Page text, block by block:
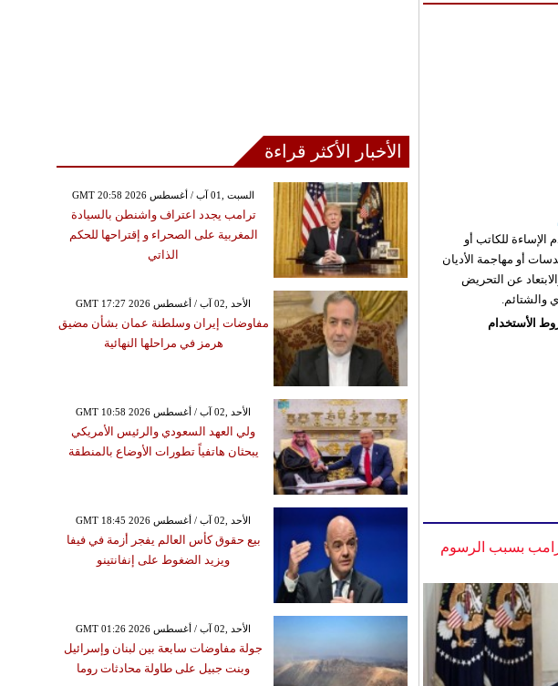
الإساءة للكاتب أو
أو مهاجمة الأديان
عن التحريض
والشتائم.
الأستخدام
ترامب بسبب الرسوم
الأخبار الأكثر قراءة
GMT 20:58 2026 السبت ,01 آب / أغسطس
ترامب يجدد اعتراف واشنطن بالسيادة
المغربية على الصحراء و إقتراحها للحكم
الذاتي
GMT 17:27 2026 الأحد ,02 آب / أغسطس
مفاوضات إيران وسلطنة عمان بشأن مضيق
هرمز في مراحلها النهائية
GMT 10:58 2026 الأحد ,02 آب / أغسطس
ولي العهد السعودي والرئيس الأمريكي
يبحثان هاتفياً تطورات الأوضاع بالمنطقة
GMT 18:45 2026 الأحد ,02 آب / أغسطس
بيع حقوق كأس العالم يفجر أزمة في فيفا
ويزيد الضغوط على إنفانتينو
GMT 01:26 2026 الأحد ,02 آب / أغسطس
جولة مفاوضات سابعة بين لبنان وإسرائيل
وبنت جبيل على طاولة محادثات روما